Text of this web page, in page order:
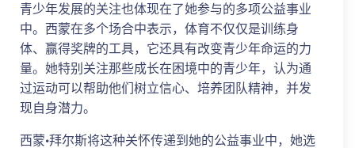
青少年发展的关注也体现在了她参与的多项公益事业
中。西蒙在多个场合中表示，体育不仅仅是训练身
体、赢得奖牌的工具，它还具有改变青少年命运的力
量。她特别关注那些成长在困境中的青少年，认为通
过运动可以帮助他们树立信心、培养团队精神，并发
现自身潜力。
西蒙·拜尔斯将这种关怀传递到她的公益事业中，她选